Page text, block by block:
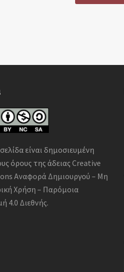
είναι δημοσιευμένη
όρους της άδειας Creative
Αναφορά Δημιουργού – Μη
Χρήση – Παρόμοια
4.0 Διεθνής.